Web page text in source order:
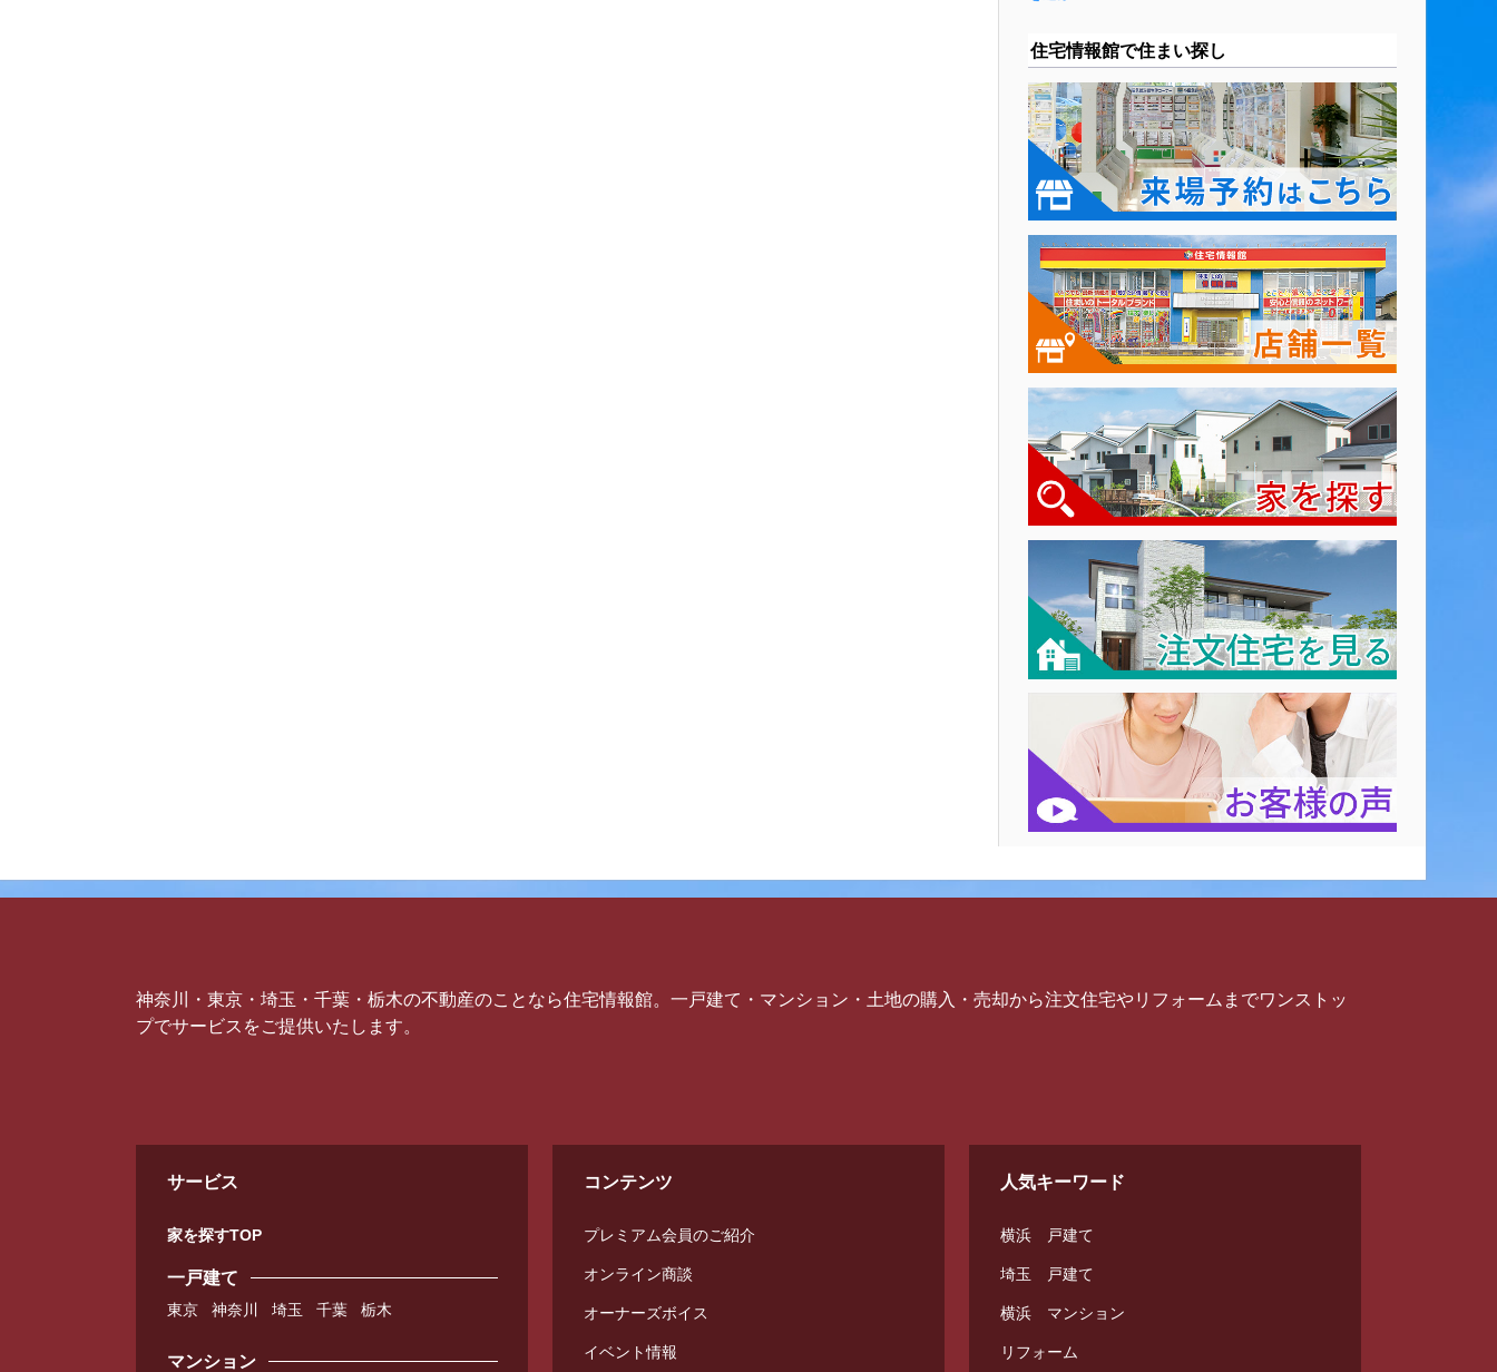
住宅情報館で住まい探し
神奈川・東京・埼玉・千葉・栃木の不動産のことなら住宅情報館。一戸建て・マンション・土地の購入・売却から注文住宅やリフォームまでワンストッ
プでサービスをご提供いたします。
サービス
家を探すTOP
一戸建て
東京 神奈川 埼玉 千葉 栃木
マンション
コンテンツ
プレミアム会員のご紹介
オンライン商談
オーナーズボイス
イベント情報
人気キーワード
横浜 戸建て
埼玉 戸建て
横浜 マンション
リフォーム